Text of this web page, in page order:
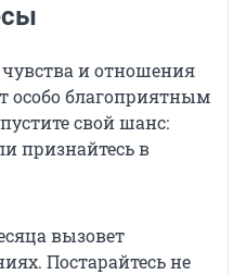
и отношения
особо благоприятным
свой шанс:
признайтесь в
вызовет
Постарайтесь не